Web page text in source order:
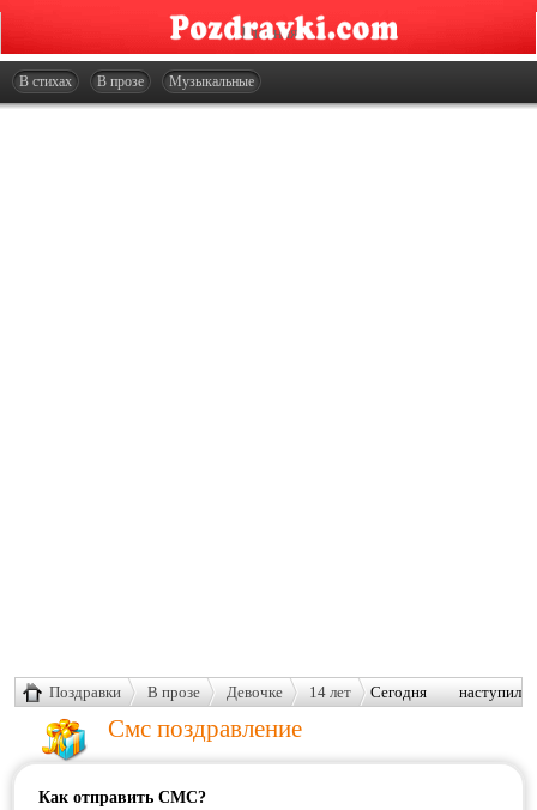
Главная
Открытки
В стихах В прозе Музыкальные
Поздравки В прозе Девочке 14 лет
Сегодня наступил
рождения!
Смс поздравление
Как отправить СМС?